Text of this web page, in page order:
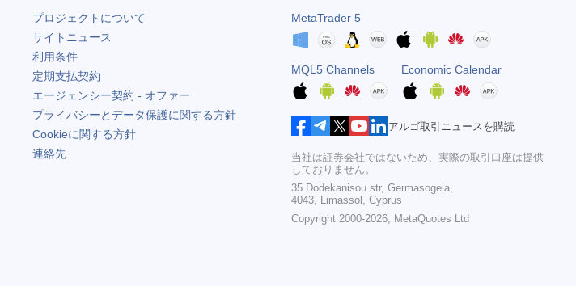
プロジェクトについて
サイトニュース
利用条件
定期支払契約
エージェンシー契約 - オファー
プライバシーとデータ保護に関する方針
Cookieに関する方針
連絡先
MetaTrader 5
MQL5 Channels Economic Calendar
アルゴ取引ニュースを購読
当社は証券会社ではないため、実際の取引口座は提供
しておりません。
35 Dodekanisou str, Germasogeia,
4043, Limassol, Cyprus
Copyright 2000-2026, MetaQuotes Ltd